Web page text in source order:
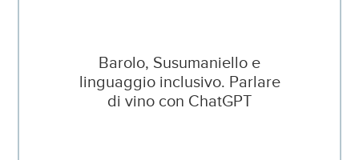
Barolo, Susumaniello e
linguaggio inclusivo. Parlare
di vino con ChatGPT